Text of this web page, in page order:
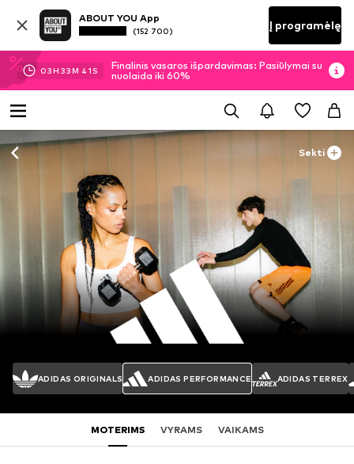
ABOUT YOU App
(152 700) Į programėlę
03H 33M 39 S
Finalinis vasaros išpardavimas: Pasiūlymai su
nuolaida iki 60%
Sekti
ADIDAS ORIGINALS ADIDAS PERFORMANCE ADIDAS TERREX
MOTERIMS VYRAMS VAIKAMS